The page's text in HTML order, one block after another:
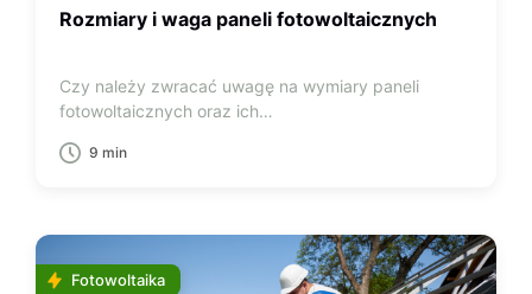
Rozmiary i waga paneli fotowoltaicznych
Czy należy zwracać uwagę na wymiary paneli
fotowoltaicznych oraz ich…
9 min
Fotowoltaika